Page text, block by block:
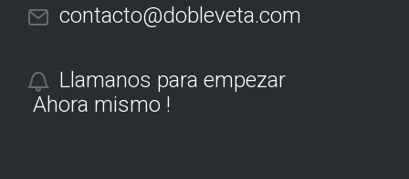
contacto@dobleveta.com
Llamanos para empezar
Ahora mismo !